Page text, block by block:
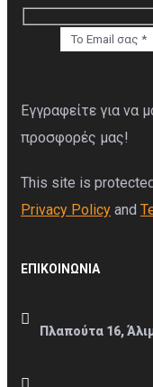
Εγγραφείτε για να
προσφορές μας!
This site is
Privacy Policy and
ΕΠΙΚΟΙΝΩΝΊΑ
Πλαπούτα 16,